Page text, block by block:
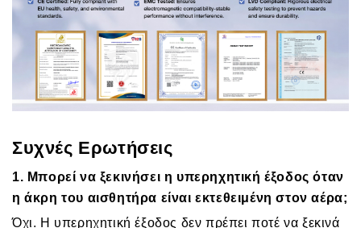
Συχνές Ερωτήσεις
1. Μπορεί να ξεκινήσει η υπερηχητική έξοδος όταν
η άκρη του αισθητήρα είναι εκτεθειμένη στον αέρα;
Όχι. Η υπερηχητική έξοδος δεν πρέπει ποτέ να ξεκινά